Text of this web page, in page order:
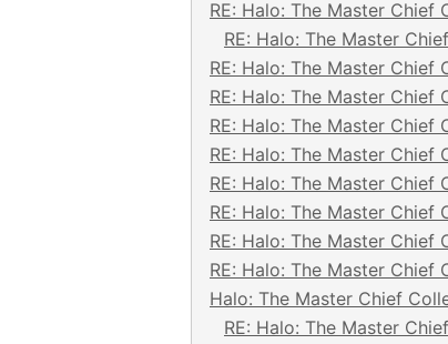
RE: Halo: The Master Chief
RE: Halo: The Master
RE: Halo: The Master Chief
RE: Halo: The Master Chief
RE: Halo: The Master Chief
RE: Halo: The Master Chief
RE: Halo: The Master Chief
RE: Halo: The Master Chief
RE: Halo: The Master Chief
RE: Halo: The Master Chief
Halo: The Master Chief
RE: Halo: The Master